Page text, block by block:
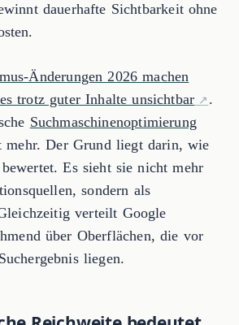
dauerhafte Sichtbarkeit ohne
Änderungen 2026 machen
trotz guter Inhalte unsichtbar
.
Suchmaschinenoptimierung
mehr. Der Grund liegt darin, wie
Es sieht sie nicht mehr
sondern als
verteilt Google
über Oberflächen, die vor
liegen.